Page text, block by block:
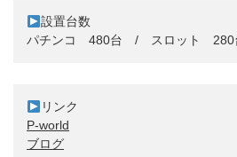
設置台数
P-world
ブログ